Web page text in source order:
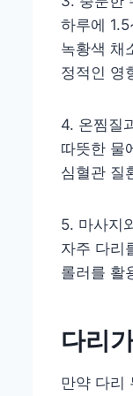
하루에
녹황색 채
정적인 영
4. 온찜질
따뜻한 물
심혈관 질
5. 마사지
자주 다리
롤러를 활
다리
만약 다리